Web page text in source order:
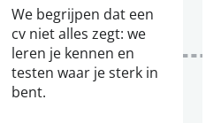
We begrijpen dat een
cv niet alles zegt: we
leren je kennen en
testen waar je sterk in
bent.